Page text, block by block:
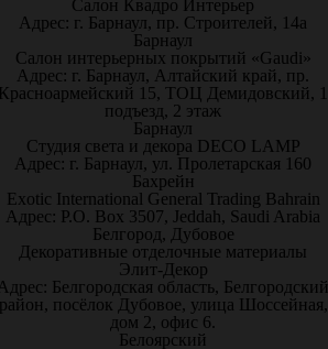
Салон Квадро Интерьер
Адрес: г. Барнаул, пр. Строителей, 14а
Барнаул
Салон интерьерных покрытий «Gaudi»
Адрес: г. Барнаул, Алтайский край, пр.
15, ТОЦ Демидовский, 1
подъезд, 2 этаж
Барнаул
Студия света и декора DECO LAMP
Адрес: г. Барнаул, ул. Пролетарская 160
Бахрейн
Exotic International General Trading Bahrain
Адрес: P.O. Box 3507, Jeddah, Saudi Arabia
Белгород, Дубовое
Декоративные отделочные материалы
Элит-Декор
Белгородская область, Белгородский
посёлок Дубовое, улица Шоссейная,
дом 2, офис 6.
Белоярский